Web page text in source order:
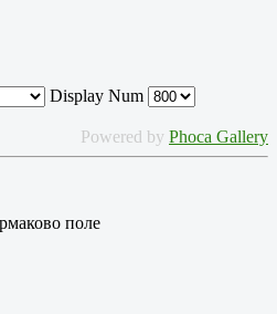
Display Num
Powered by Phoca Gallery
поле